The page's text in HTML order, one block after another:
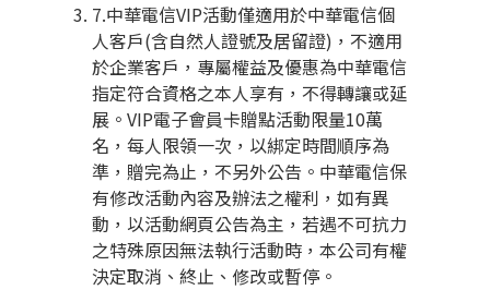
7.中華電信VIP活動僅適用於中華電信個
人客戶(含自然人證號及居留證) ，不適用
於企業客戶，專屬權益及優惠為中華電信
指定符合資格之本人享有，不得轉讓或延
展。 VIP電子會員卡贈點活動限量10萬
名，每人限領一次，以綁定時間順序為
準，贈完為止，不另外公告。中華電信保
有修改活動內容及辦法之權利，如有異
動，以活動網頁公告為主，若遇不可抗力
之特殊原因無法執行活動時，本公司有權
決定取消、終止、修改或暫停。